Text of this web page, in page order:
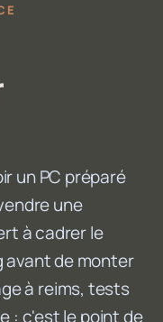
un PC préparé
une
à cadrer le
avant de monter
à reims, tests
: c'est le point de